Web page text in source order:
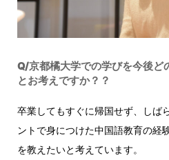
Q/京都橘大学での学びを今後ど
とお考えですか？ ？
卒業してもすぐに帰国せず、しば
ントで身につけた中国語教育の経
を教えたいと考えています。